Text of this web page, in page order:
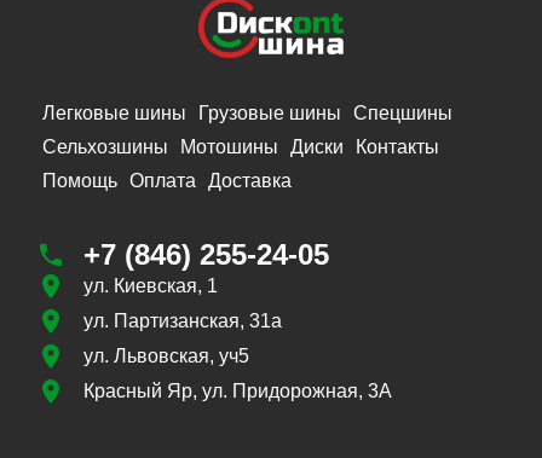
Легковые шины Грузовые шины
Спецшины
Сельхозшины
Мотошины Диски
Контакты
Помощь Оплата Доставка
+7 (846) 255-24-05
ул. Киевская, 1
ул. Партизанская, 31а
ул. Львовская, уч5
Красный Яр, ул. Придорожная, 3А